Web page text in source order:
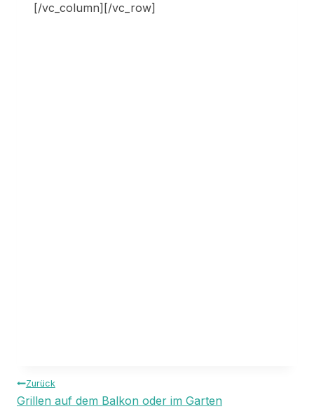
[/vc_column][/vc_row]
Beitragsnavigation
Zurück
Grillen auf dem Balkon oder im Garten